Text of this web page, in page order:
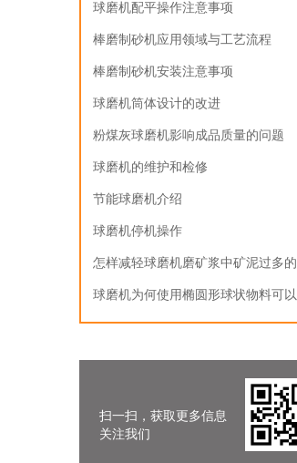
球磨机配平操作注意事项‌
棒磨制砂机应用领域与工艺流程
棒磨制砂机安装注意事项
球磨机筒体设计的改进
粉煤灰球磨机影响成品质量的问题
球磨机的维护和检修
节能球磨机介绍
球磨机停机操作
怎样减轻球磨机磨矿浆中矿泥过多的
影响
球磨机为何使用椭圆形球状物料可以
提升效果
扫一扫，获取更多信息
关注我们